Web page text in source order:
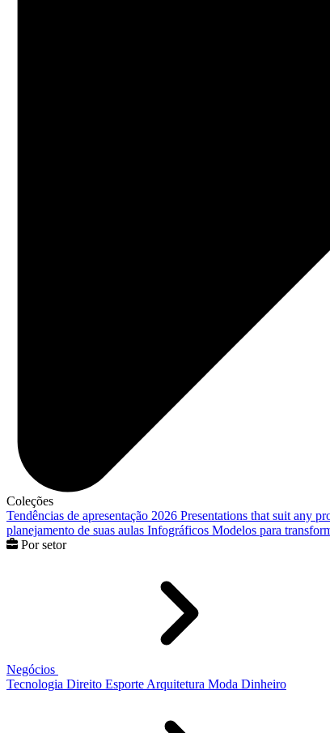
Coleções
Tendências de apresentação 2026 Presentations that suit any
planejamento de suas aulas Infográficos Modelos para
Por setor
Negócios
Tecnologia Direito Esporte Arquitetura Moda Dinheiro